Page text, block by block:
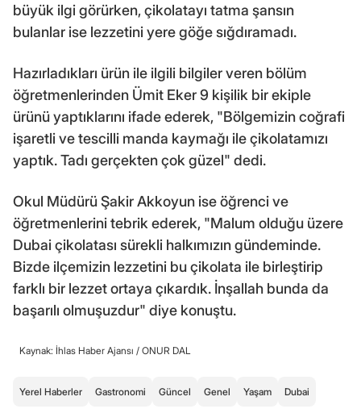
büyük ilgi görürken, çikolatayı tatma şansın
bulanlar ise lezzetini yere göğe sığdıramadı.
Hazırladıkları ürün ile ilgili bilgiler veren bölüm
öğretmenlerinden Ümit Eker 9 kişilik bir ekiple
ürünü yaptıklarını ifade ederek, "Bölgemizin coğrafi
işaretli ve tescilli manda kaymağı ile çikolatamızı
yaptık. Tadı gerçekten çok güzel" dedi.
Okul Müdürü Şakir Akkoyun ise öğrenci ve
öğretmenlerini tebrik ederek, "Malum olduğu üzere
Dubai çikolatası sürekli halkımızın gündeminde.
Bizde ilçemizin lezzetini bu çikolata ile birleştirip
farklı bir lezzet ortaya çıkardık. İnşallah bunda da
başarılı olmuşuzdur" diye konuştu.
Kaynak: İhlas Haber Ajansı / ONUR DAL
Yerel Haberler Gastronomi Güncel Genel Yaşam Dubai